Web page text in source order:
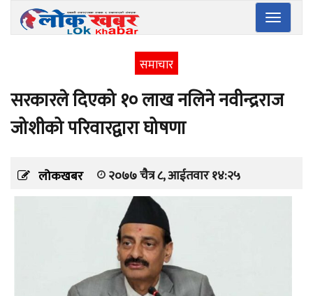
Toggle
समाचार
सरकारले दिएको १० लाख नलिने नवीन्द्रराज
जोशीको परिवारद्वारा घोषणा
लोकखबर २०७७ चैत्र ८, आईतवार १४:२५